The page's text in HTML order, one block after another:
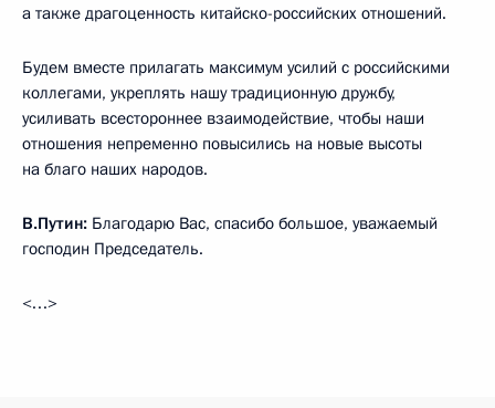
а также драгоценность китайско-российских отношений.
Будем вместе прилагать максимум усилий с российскими
коллегами, укреплять нашу традиционную дружбу,
усиливать всестороннее взаимодействие, чтобы наши
отношения непременно повысились на новые высоты
на благо наших народов.
В.Путин: Благодарю Вас, спасибо большое, уважаемый
господин Председатель.
<…>